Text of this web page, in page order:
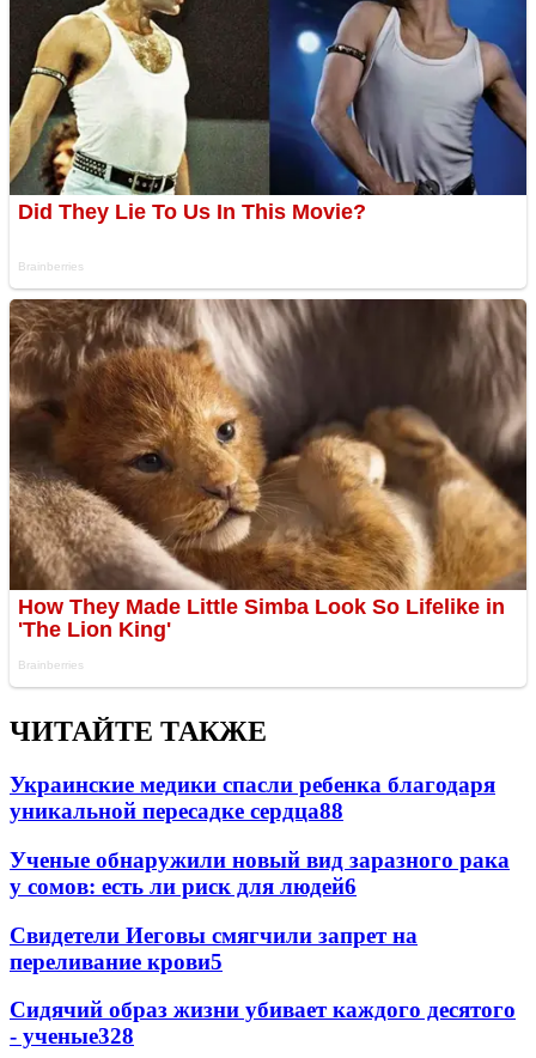
ЧИТАЙТЕ ТАКЖЕ
Украинские медики спасли ребенка благодаря
уникальной пересадке сердца88
Ученые обнаружили новый вид заразного рака
у сомов: есть ли риск для людей6
Свидетели Иеговы смягчили запрет на
переливание крови5
Сидячий образ жизни убивает каждого десятого
- ученые328